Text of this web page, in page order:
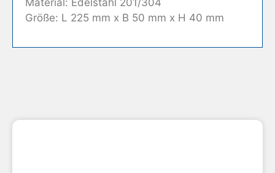
Material: Edelstahl 201/304
Größe: L 225 mm x B 50 mm x H 40 mm